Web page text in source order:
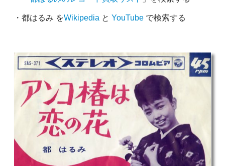
・都はるみ をWikipedia と YouTubeで検索する